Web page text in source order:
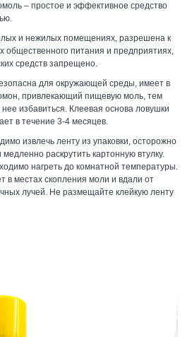
– простое и эффективное средство
и нежилых помещениях, разрешена к
общественного питания и предприятиях,
средств запрещено.
для окружающей среды, имеет в
привлекающий пищевую моль, тем
избавиться. Клеевая основа ловушки
в течение 3-4 месяцев.
извлечь ленту из упаковки, осторожно
раскрутить картонную втулку.
нагреть до комнатной температуры.
в местах скопления моли и вдали от
лучей. Не размещайте клейкую ленту